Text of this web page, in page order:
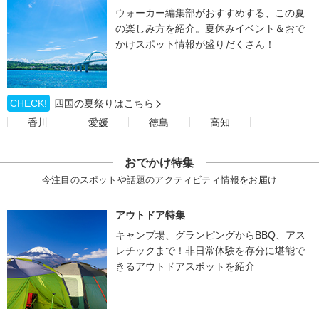
ウォーカー編集部がおすすめする、この夏
の楽しみ方を紹介。夏休みイベント＆おで
かけスポット情報が盛りだくさん！
CHECK!
四国の夏祭りはこちら
香川
愛媛 徳島 高知
おでかけ特集
今注目のスポットや話題のアクティビティ情報をお届け
アウトドア特集
キャンプ場、グランピングからBBQ、アス
レチックまで！非日常体験を存分に堪能で
きるアウトドアスポットを紹介